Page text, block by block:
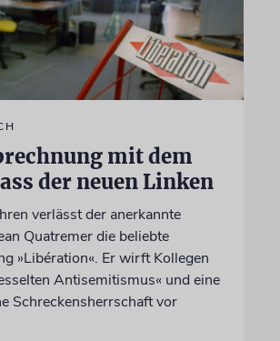
mit dem
der neuen Linken
verlässt der anerkannte
Quatremer die beliebte
»Libération«. Er wirft Kollegen
Antisemitismus« und eine
Schreckensherrschaft vor